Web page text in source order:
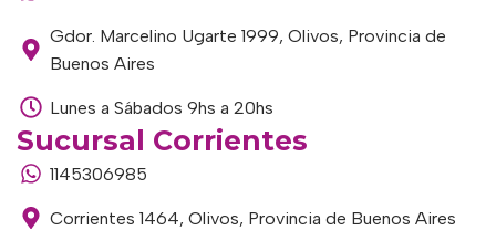
Gdor. Marcelino Ugarte 1999, Olivos, Provincia de
Buenos Aires
Lunes a Sábados 9hs a 20hs
Sucursal Corrientes
1145306985
Corrientes 1464, Olivos, Provincia de Buenos Aires